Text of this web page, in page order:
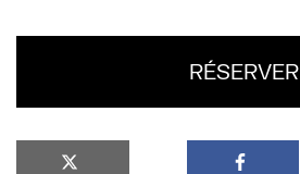
RÉSERVER